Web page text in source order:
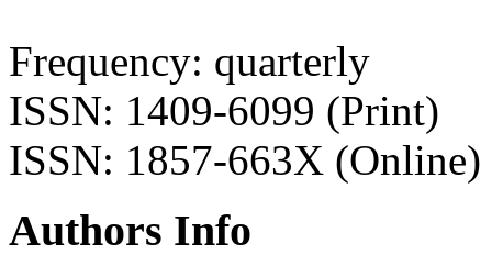
Frequency: quarterly
ISSN: 1409-6099 (Print)
ISSN: 1857-663X (Online)
Authors Info